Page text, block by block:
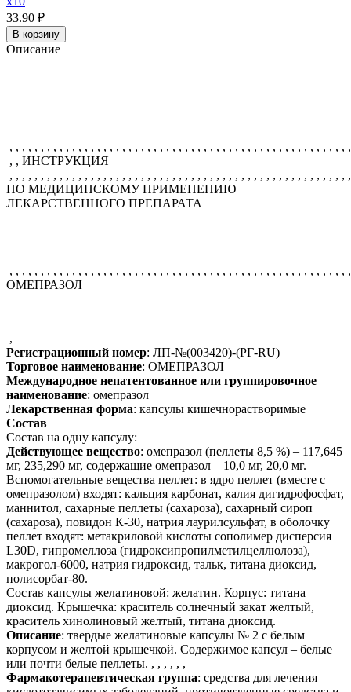
33.90 ₽
В корзину
Описание
, , , , , , , , , , , , , , , , , , , , , , , , , , , , , , , , , , , , , , , , , , , , , , , , , , , , ,
, , ИНСТРУКЦИЯ
, , , , , , , , , , , , , , , , , , , , , , , , , , , , , , , , , , , , , , , , , , , , , , , , , , , , ,
ПО МЕДИЦИНСКОМУ ПРИМЕНЕНИЮ
ЛЕКАРСТВЕННОГО ПРЕПАРАТА
, , , , , , , , , , , , , , , , , , , , , , , , , , , , , , , , , , , , , , , , , , , , , , , , , , , , ,
ОМЕПРАЗОЛ
,
Регистрационный номер: ЛП-№(003420)-(РГ-RU)
Торговое наименование: ОМЕПРАЗОЛ
Международное непатентованное или группировочное
наименование: омепразол
Лекарственная форма: капсулы кишечнорастворимые
Состав
Состав на одну капсулу:
Действующее вещество: омепразол (пеллеты 8,5 %) – 117,645
мг, 235,290 мг, содержащие омепразол – 10,0 мг, 20,0 мг.
Вспомогательные вещества пеллет: в ядро пеллет (вместе с
омепразолом) входят: кальция карбонат, калия дигидрофосфат,
маннитол, сахарные пеллеты (сахароза), сахарный сироп
(сахароза), повидон К-30, натрия лаурилсульфат, в оболочку
пеллет входят: метакриловой кислоты сополимер дисперсия
L30D, гипромеллоза (гидроксипропилметилцеллюлоза),
макрогол-6000, натрия гидроксид, тальк, титана диоксид,
полисорбат-80.
Состав капсулы желатиновой: желатин. Корпус: титана
диоксид. Крышечка: краситель солнечный закат желтый,
краситель хинолиновый желтый, титана диоксид.
Описание: твердые желатиновые капсулы № 2 с белым
корпусом и желтой крышечкой. Содержимое капсул – белые
или почти белые пеллеты. , , , , , ,
Фармакотерапевтическая группа: средства для лечения